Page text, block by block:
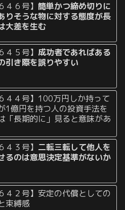
４６号】簡単かつ締め切りに
りそうな物に対する態度が長
大差を生む
４５号】成功者であればある
引き際を誤りやすい
４４号】100万円しか持って
1億円を持つ人の投資手法を
「長期的に」見ると意味があ
４３号】 二転三転して他人を
るのは意思決定基準がないか
４２号】安定の代償としての
束縛感